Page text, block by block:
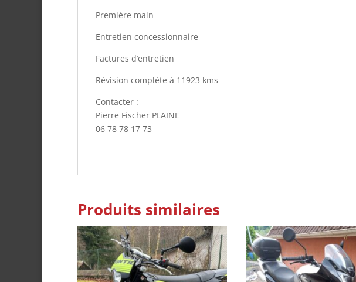
Première main
Entretien concessionnaire
Factures d’entretien
Révision complète à 11923 kms
Contacter :
Pierre Fischer PLAINE
06 78 78 17 73
Produits similaires